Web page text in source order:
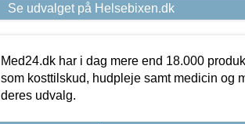
Se udvalget på Helsebixen.dk
Med24.dk har i dag mere end 18.000
som kosttilskud, hudpleje samt medicin og
deres udvalg.